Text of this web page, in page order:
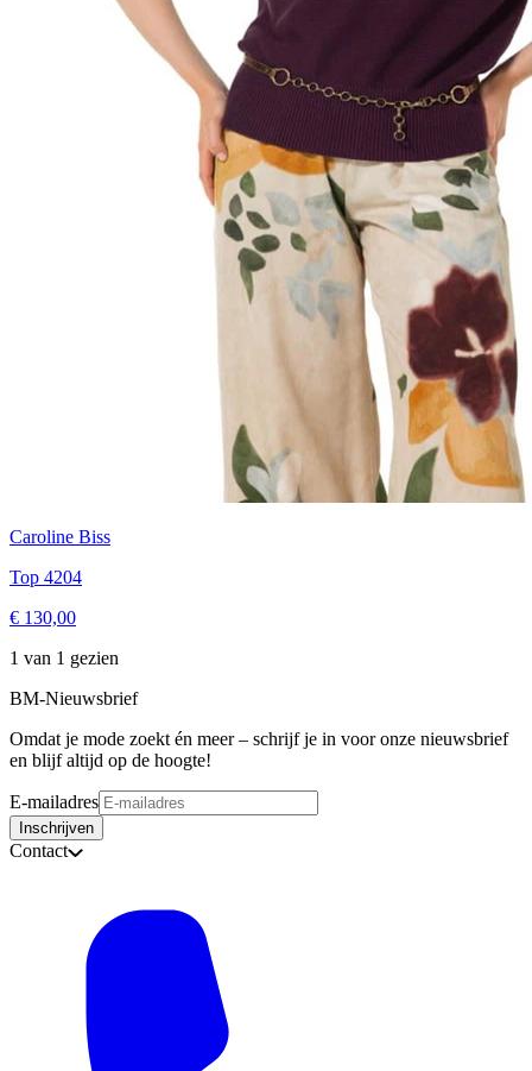
Caroline Biss
Top 4204
€ 130,00
1 van 1 gezien
BM-Nieuwsbrief
Omdat je mode zoekt én meer – schrijf je in voor onze nieuwsbrief
en blijf altijd op de hoogte!
E-mailadres
Inschrijven
Contact